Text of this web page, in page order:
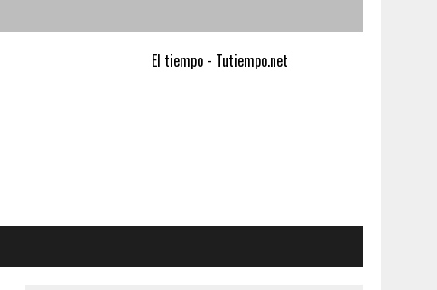
El tiempo - Tutiempo.net